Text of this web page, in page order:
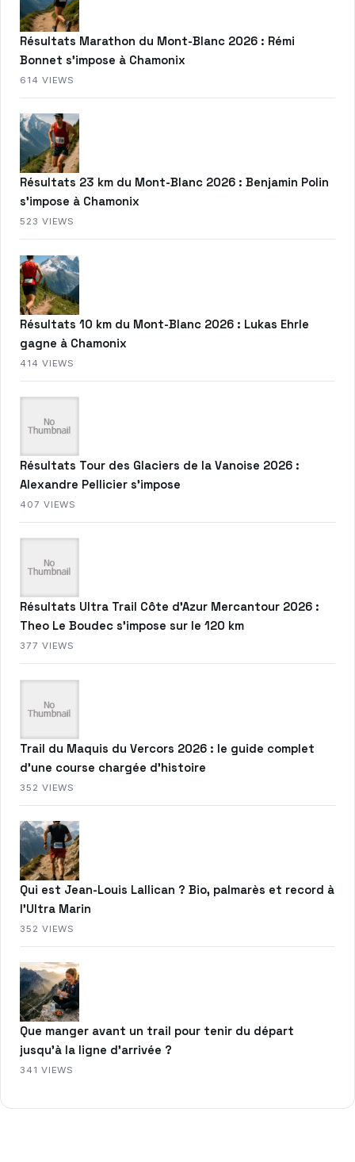
Résultats Marathon du Mont-Blanc 2026 : Rémi
Bonnet s’impose à Chamonix
614 VIEWS
Résultats 23 km du Mont-Blanc 2026 : Benjamin Polin
s’impose à Chamonix
523 VIEWS
Résultats 10 km du Mont-Blanc 2026 : Lukas Ehrle
gagne à Chamonix
414 VIEWS
Résultats Tour des Glaciers de la Vanoise 2026 :
Alexandre Pellicier s’impose
407 VIEWS
Résultats Ultra Trail Côte d’Azur Mercantour 2026 :
Theo Le Boudec s’impose sur le 120 km
377 VIEWS
Trail du Maquis du Vercors 2026 : le guide complet
d’une course chargée d’histoire
352 VIEWS
Qui est Jean-Louis Lallican ? Bio, palmarès et record à
l’Ultra Marin
352 VIEWS
Que manger avant un trail pour tenir du départ
jusqu’à la ligne d’arrivée ?
341 VIEWS